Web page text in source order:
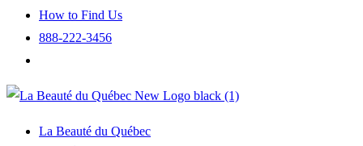
How to Find Us
888-222-3456
La Beauté du Québec